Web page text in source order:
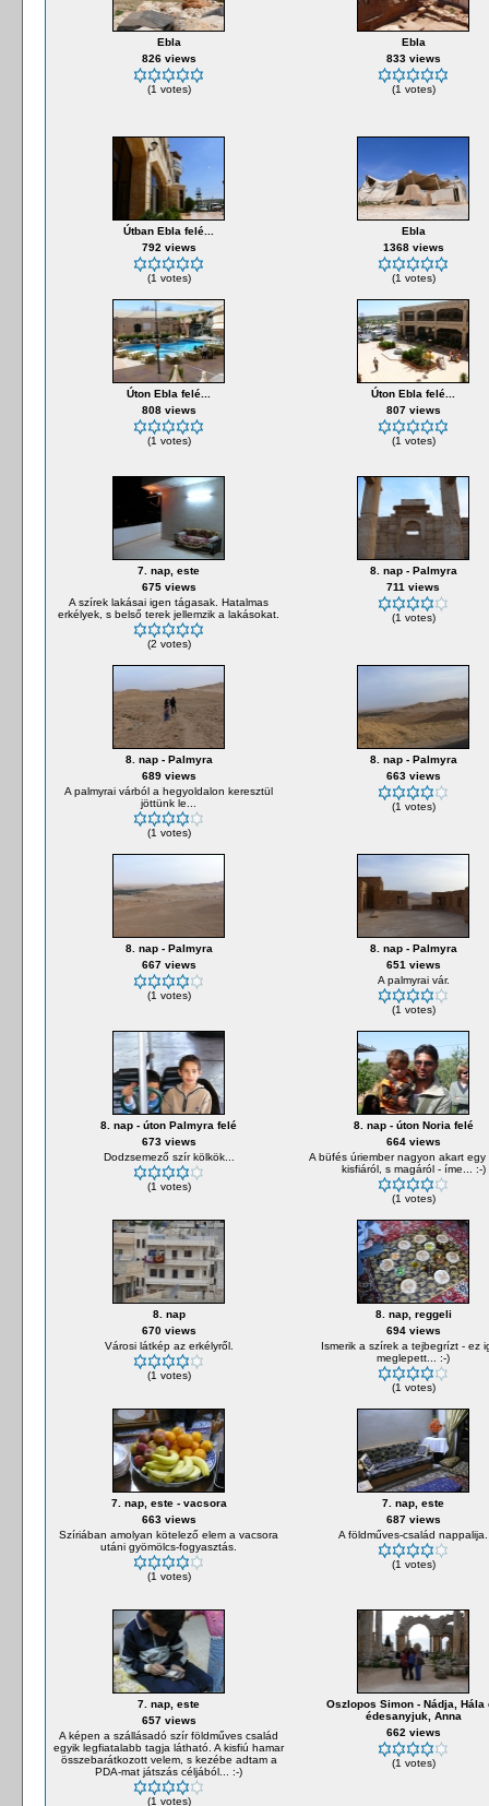
Ebla
826 views
(1 votes)
Ebla
833 views
(1 votes)
Útban Ebla felé...
792 views
(1 votes)
Ebla
1368 views
(1 votes)
Úton Ebla felé...
808 views
(1 votes)
Úton Ebla felé...
807 views
(1 votes)
7. nap, este
675 views
A szírek lakásai igen tágasak. Hatalmas
erkélyek, s belső terek jellemzik a lakásokat.
(2 votes)
8. nap - Palmyra
711 views
(1 votes)
8. nap - Palmyra
689 views
A palmyrai várból a hegyoldalon keresztül
jöttünk le...
(1 votes)
8. nap - Palmyra
663 views
(1 votes)
8. nap - Palmyra
667 views
(1 votes)
8. nap - Palmyra
651 views
A palmyrai vár.
(1 votes)
8. nap - úton Palmyra felé
673 views
Dodzsemező szír kölkök...
(1 votes)
8. nap - úton Noria felé
664 views
A büfés úriember nagyon akart egy
kisfiáról, s magáról - íme... :-)
(1 votes)
8. nap
670 views
Városi látkép az erkélyről.
(1 votes)
8. nap, reggeli
694 views
Ismerik a szírek a tejbegrízt - ez
meglepett... :-)
(1 votes)
7. nap, este - vacsora
663 views
Szíriában amolyan kötelező elem a vacsora
utáni gyömölcs-fogyasztás.
(1 votes)
7. nap, este
687 views
A földműves-család nappalija.
(1 votes)
7. nap, este
657 views
A képen a szállásadó szír földműves család
egyik legfiatalabb tagja látható. A kisfiú hamar
összebarátkozott velem, s kezébe adtam a
PDA-mat játszás céljából... :-)
(1 votes)
Oszlopos Simon - Nádja, Hála
édesanyjuk, Anna
662 views
(1 votes)